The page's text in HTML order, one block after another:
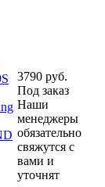
3790 руб.
Под заказ
Наши
менеджеры
обязательно
свяжутся с
вами и
уточнят